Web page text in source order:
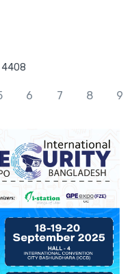
4408
6 7 8 9